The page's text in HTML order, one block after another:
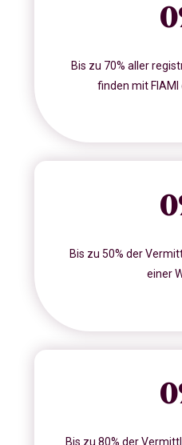
0
Bis zu 70% aller
finden mit
0
Bis zu 50% der
einer
0
Bis zu 80% der